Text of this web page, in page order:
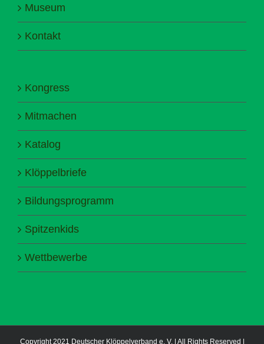
Museum
Kontakt
Kongress
Mitmachen
Katalog
Klöppelbriefe
Bildungsprogramm
Spitzenkids
Wettbewerbe
Copyright 2021 Deutscher Klöppelverband e. V. | All Rights Reserved |